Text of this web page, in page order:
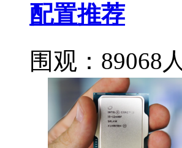
配置推荐
围观：89068人